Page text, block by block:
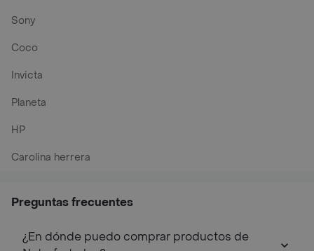
Sony
Coco
Invicta
Planeta
HP
Carolina herrera
Preguntas frecuentes
¿En dónde puedo comprar productos de